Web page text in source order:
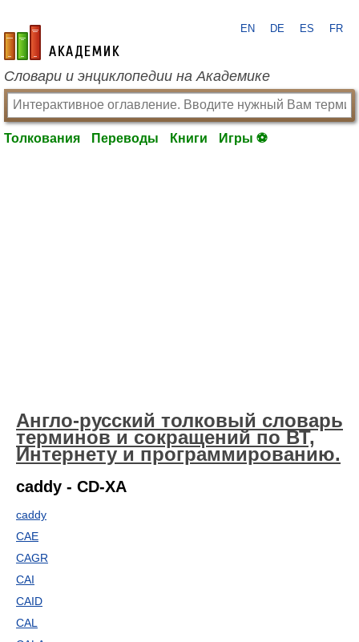
academic.ru
EN DE ES FR
Словари и энциклопедии на Академике
Толкования Переводы Книги Игры ⚽
Англо-русский толковый словарь
терминов и сокращений по ВТ,
Интернету и программированию.
caddy - CD-XA
caddy
CAE
CAGR
CAI
CAID
CAL